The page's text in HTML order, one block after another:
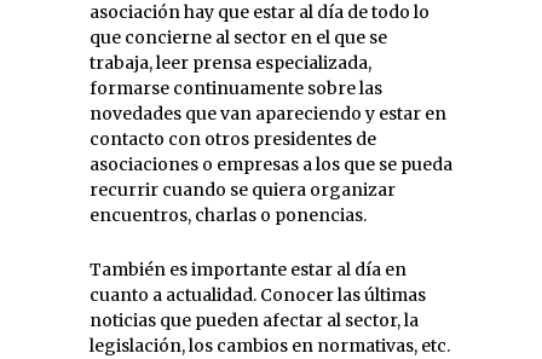
asociación hay que estar al día de todo lo
que concierne al sector en el que se
trabaja, leer prensa especializada,
formarse continuamente sobre las
novedades que van apareciendo y estar en
contacto con otros presidentes de
asociaciones o empresas a los que se pueda
recurrir cuando se quiera organizar
encuentros, charlas o ponencias.
También es importante estar al día en
cuanto a actualidad. Conocer las últimas
noticias que pueden afectar al sector, la
legislación, los cambios en normativas, etc.